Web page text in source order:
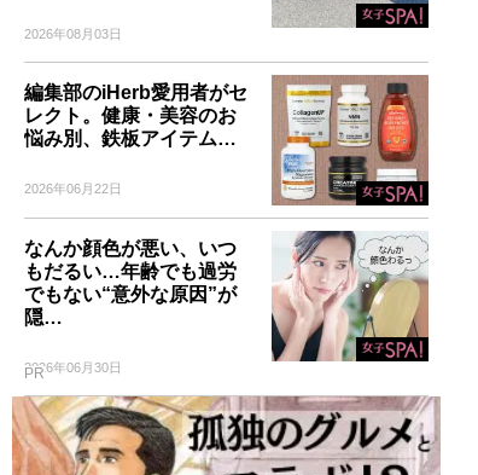
2026年08月03日
編集部のiHerb愛用者がセ
レクト。健康・美容のお
悩み別、鉄板アイテム…
2026年06月22日
なんか顔色が悪い、いつ
もだるい…年齢でも過労
でもない“意外な原因”が
隠…
2026年06月30日
PR